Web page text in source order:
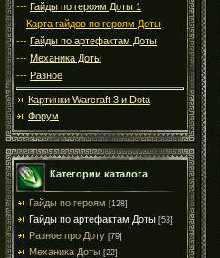
--- Гайды по героям Доты 1
-- Карта гайдов по героям Доты
--- Гайды по артефактам Доты
--- Механика Доты
--- Разное
Картинки Warcraft 3 и Dota
Форум
Категории каталога
Гайды по героям [128]
Гайды по артефактам Доты [53]
Разное про Доту [79]
Механика Доты [22]